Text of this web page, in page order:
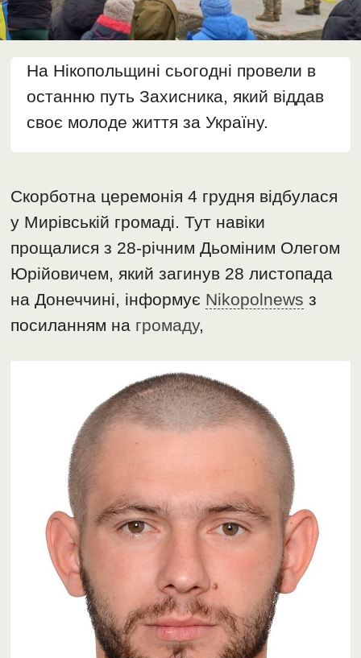
На Нікопольщині сьогодні провели в
останню путь Захисника, який віддав
своє молоде життя за Україну.
Скорботна церемонія 4 грудня відбулася
у Мирівській громаді. Тут навіки
прощалися з 28-річним Дьоміним Олегом
Юрійовичем, який загинув 28 листопада
на Донеччині, інформує Nikopolnews з
посиланням на громаду,